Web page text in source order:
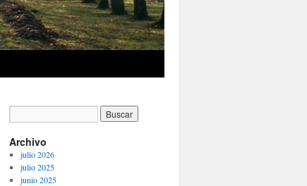
Archivo
julio 2026
julio 2025
junio 2025